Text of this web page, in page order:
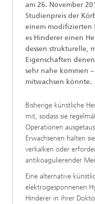
am 26. November
Studienpreis der
einem modifizierten
es Hinderer einen
dessen strukturelle,
Eigenschaften
sehr nahe kommen
mitwachsen könnte.
Bisherige künstliche
mit, sodass sie
Operationen
Erwachsenen halten
verkalken oder
antikoagulierender
Eine alternative
elektrogesponnenen
Hinderer in ihrer